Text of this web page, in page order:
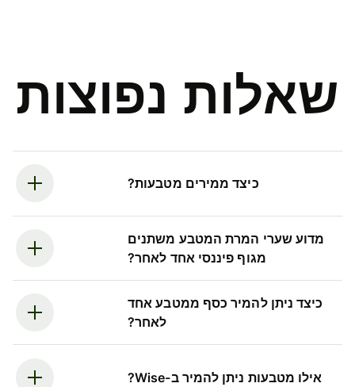
שאלות נפוצות
כיצד ממירים מטבעות?
מדוע שערי המרת המטבע משתנים
מגוף פיננסי אחד לאחר?
כיצד ניתן להמיר כסף ממטבע אחד
לאחר?
אילו מטבעות ניתן להמיר ב-Wise?